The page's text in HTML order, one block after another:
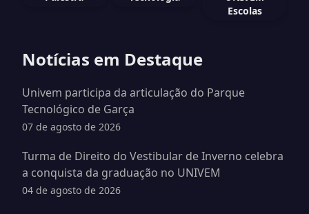
Escolas
Notícias em Destaque
Univem participa da articulação do Parque
Tecnológico de Garça
07 de agosto de 2026
Turma de Direito do Vestibular de Inverno celebra
a conquista da graduação no UNIVEM
04 de agosto de 2026